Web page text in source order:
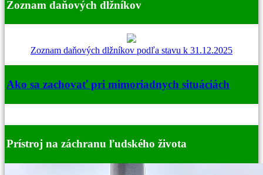
Zoznam daňových dlžníkov
Zoznam daňových dlžníkov podľa stavu k 31.12.2025
Ako sa zachovať pri mimoriadnych situáciách
Prístroj na záchranu ľudského života